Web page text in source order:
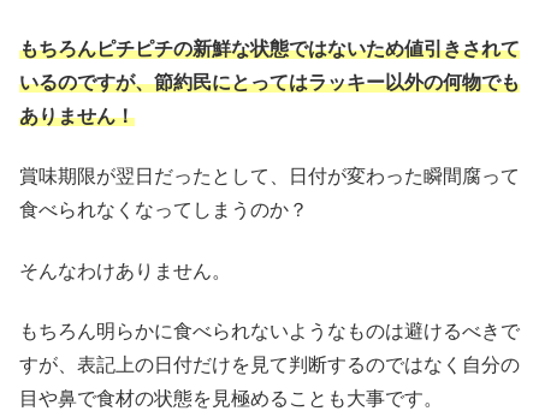
もちろんピチピチの新鮮な状態ではないため値引きされて
いるのですが、節約民にとってはラッキー以外の何物でも
ありません！
賞味期限が翌日だったとして、日付が変わった瞬間腐って
食べられなくなってしまうのか？
そんなわけありません。
もちろん明らかに食べられないようなものは避けるべきで
すが、表記上の日付だけを見て判断するのではなく自分の
目や鼻で食材の状態を見極めることも大事です。